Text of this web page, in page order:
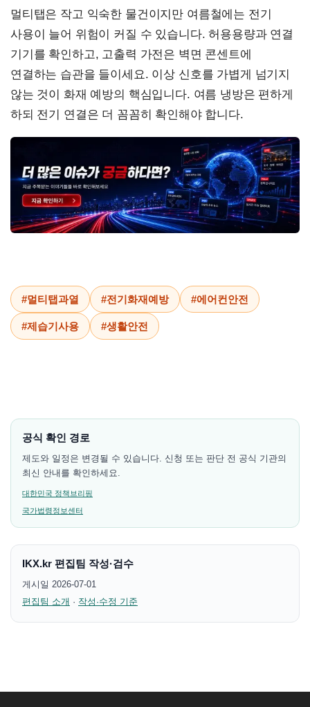
멀티탭은 작고 익숙한 물건이지만 여름철에는 전기
사용이 늘어 위험이 커질 수 있습니다. 허용용량과 연결
기기를 확인하고, 고출력 가전은 벽면 콘센트에
연결하는 습관을 들이세요. 이상 신호를 가볍게 넘기지
않는 것이 화재 예방의 핵심입니다. 여름 냉방은 편하게
하되 전기 연결은 더 꼼꼼히 확인해야 합니다.
#멀티탭과열 #전기화재예방 #에어컨안전
#제습기사용 #생활안전
공식 확인 경로
제도와 일정은 변경될 수 있습니다. 신청 또는 판단 전 공식 기관의
최신 안내를 확인하세요.
대한민국 정책브리핑
국가법령정보센터
IKX.kr 편집팀 작성·검수
게시일 2026-07-01
편집팀 소개 · 작성·수정 기준